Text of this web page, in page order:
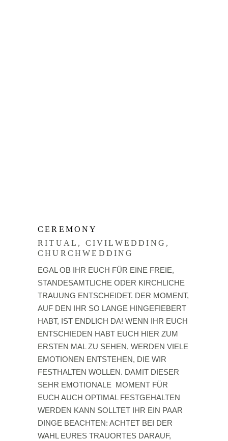
CEREMONY
RITUAL, CIVILWEDDING,
CHURCHWEDDING
EGAL OB IHR EUCH FÜR EINE FREIE,
STANDESAMTLICHE ODER KIRCHLICHE
TRAUUNG ENTSCHEIDET. DER MOMENT,
AUF DEN IHR SO LANGE HINGEFIEBERT
HABT, IST ENDLICH DA! WENN IHR EUCH
ENTSCHIEDEN HABT EUCH HIER ZUM
ERSTEN MAL ZU SEHEN, WERDEN VIELE
EMOTIONEN ENTSTEHEN, DIE WIR
FESTHALTEN WOLLEN. DAMIT DIESER
SEHR EMOTIONALE MOMENT FÜR
EUCH AUCH OPTIMAL FESTGEHALTEN
WERDEN KANN SOLLTET IHR EIN PAAR
DINGE BEACHTEN: ACHTET BEI DER
WAHL EURES TRAUORTES DARAUF,